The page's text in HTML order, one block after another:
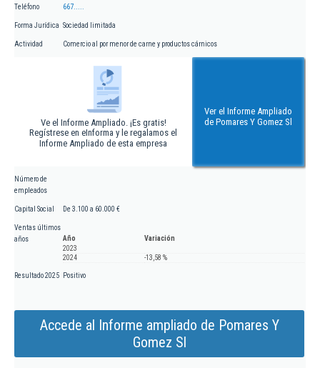
Teléfono 667.....
Forma Jurídica Sociedad limitada
Actividad Comercio al por menor de carne y productos cárnicos
Ve el Informe Ampliado. ¡Es gratis!
Regístrese en eInforma y le regalamos el
Informe Ampliado de esta empresa
Ver el Informe Ampliado
de Pomares Y Gomez Sl
Número de
empleados
Capital Social De 3.100 a 60.000 €
Ventas últimos
años
Año
Variación
2023
2024
-13,58 %
Resultado 2025 Positivo
Accede al Informe ampliado de Pomares Y
Gomez Sl